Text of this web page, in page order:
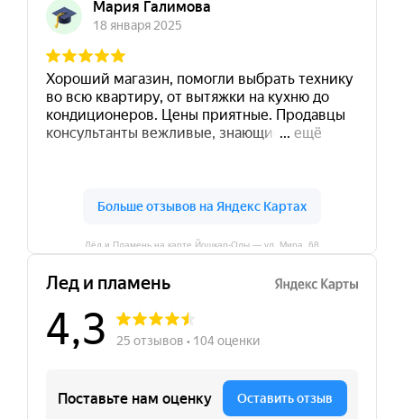
Лёд и Пламень на карте Йошкар‑Олы — ул. Мира, 68